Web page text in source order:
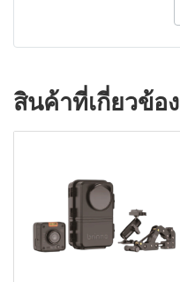
สินค้าที่เกี่ยวข้อง